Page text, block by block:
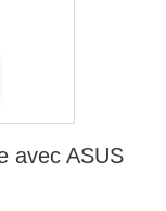
avec ASUS